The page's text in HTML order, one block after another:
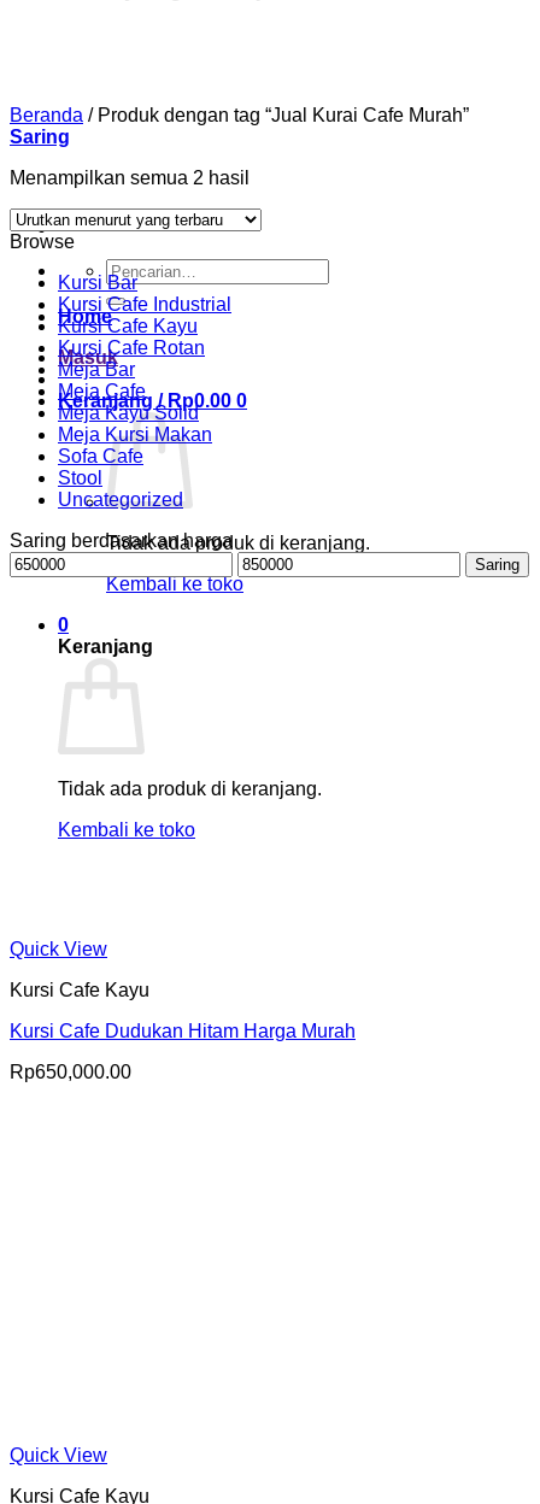
Pencarian
untuk:
Home
Masuk
Keranjang / Rp0.00 0
Tidak ada produk di keranjang.
Kembali ke toko
0
Keranjang
Tidak ada produk di keranjang.
Kembali ke toko
Beranda /Produk dengan tag “Jual Kurai Cafe Murah”
Saring
Menampilkan semua 2 hasil
yang
Browse
Kursi Bar
Kursi Cafe Industrial
Kursi Cafe Kayu
Kursi Cafe Rotan
Meja Bar
Meja Cafe
Meja Kayu Solid
Meja Kursi Makan
Sofa Cafe
Stool
Uncategorized
Saring berdasarkan harga
Harga
terendah
Harga
tertinggi
Saring
Quick View
Kursi Cafe Kayu
Kursi Cafe Dudukan Hitam Harga Murah
Rp650,000.00
Quick View
Kursi Cafe Kayu